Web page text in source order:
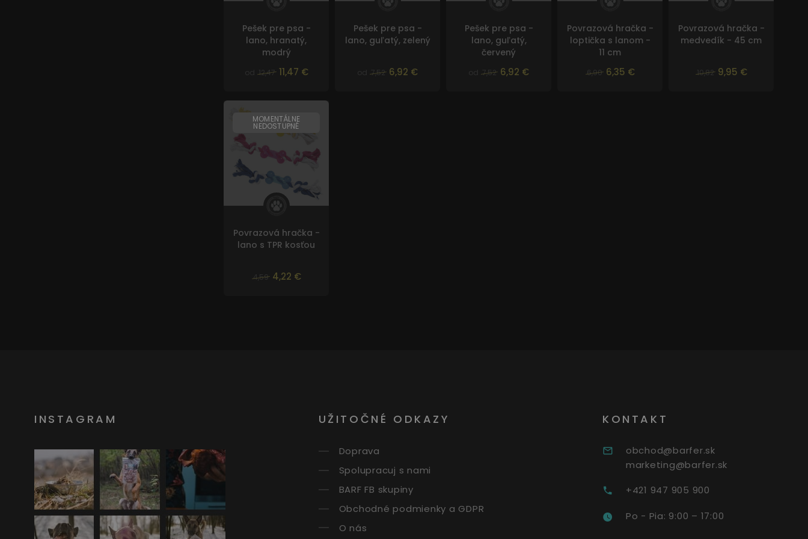
Pešek pre psa -
lano, hranatý,
modrý
12,47 11,47 €
Pešek pre psa -
lano, guľatý, zelený
7,52 6,92 €
Pešek pre psa -
lano, guľatý,
červený
7,52 6,92 €
Povrazová hračka -
loptička s lanom -
11 cm
6,90 6,35 €
Povrazová hračka -
medvedík - 45 cm
10,82 9,95 €
MOMENTÁLNE
NEDOSTUPNÉ
Povrazová hračka -
lano s TPR kosťou
4,59 4,22 €
INSTAGRAM UŽITOČNÉ ODKAZY
Doprava
Spolupracuj s nami
BARF FB skupiny
Obchodné podmienky a GDPR
O nás
KONTAKT
obchod@barfer.sk
marketing@barfer.sk
+421 947 905 900
Po - Pia: 9:00 – 17:00